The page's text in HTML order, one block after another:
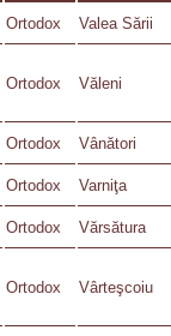
Ortodox Valea Sării
Ortodox Văleni
Ortodox Vânători
Ortodox Varniţa
Ortodox Vărsătura
Ortodox Vârteşcoiu